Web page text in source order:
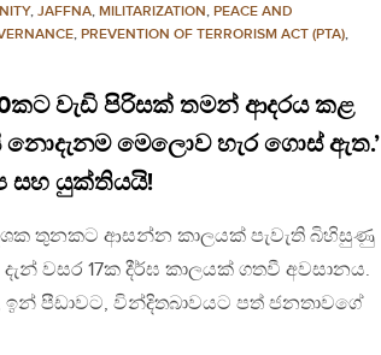
, JAFFNA, MILITARIZATION, PEACE AND
, PREVENTION OF TERRORISM ACT (PTA),
වැඩි පිරිසක් තමන් ආදරය කළ
මෙලොව හැර ගොස් ඇත.’
සහ යුක්තියයි!
දශක තුනකට ආසන්න කාලයක් පැවැති බිහිසුණු
වසර 17ක දීර්ඝ කාලයක් ගතවී අවසානය.
පීඩාවට, වින්දිතබාවයට පත් ජනතාවගේ